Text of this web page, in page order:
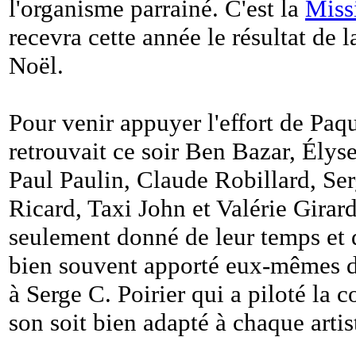
l'organisme parrainé. C'est la
recevra cette année le résultat de
Noël.
Pour venir appuyer l'effort de
retrouvait ce soir Ben Bazar,
Paul Paulin, Claude Robillard,
Ricard, Taxi John et Valérie
seulement donné de leur temps
bien souvent apporté eux-mêmes
à Serge C. Poirier qui a piloté la
son soit bien adapté à chaque